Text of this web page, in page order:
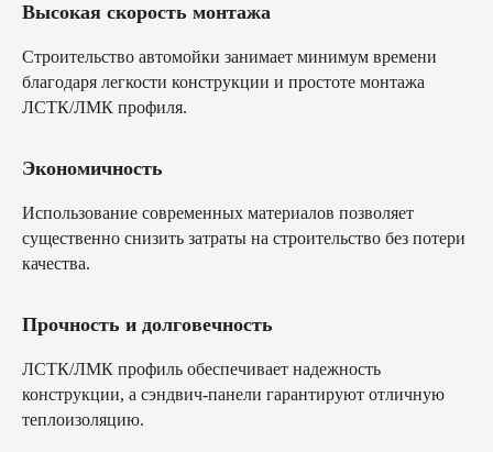
Высокая скорость монтажа
Строительство автомойки занимает минимум времени
благодаря легкости конструкции и простоте монтажа
ЛСТК/ЛМК профиля.
Экономичность
Использование современных материалов позволяет
существенно снизить затраты на строительство без потери
качества.
Прочность и долговечность
ЛСТК/ЛМК профиль обеспечивает надежность
конструкции, а сэндвич-панели гарантируют отличную
теплоизоляцию.